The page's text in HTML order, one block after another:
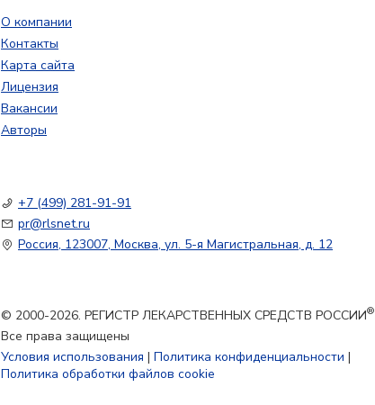
О компании
Контакты
Карта сайта
Лицензия
Вакансии
Авторы
+7 (499) 281-91-91
pr@rlsnet.ru
Россия, 123007, Москва, ул. 5-я Магистральная, д. 12
© 2000-2026. РЕГИСТР ЛЕКАРСТВЕННЫХ СРЕДСТВ РОССИИ®
Все права защищены
Условия использования | Политика конфиденциальности |
Политика обработки файлов cookie